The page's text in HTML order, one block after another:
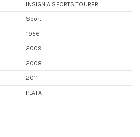
INSIGNIA SPORTS TOURER
Sport
1956
2009
2008
2011
PLATA